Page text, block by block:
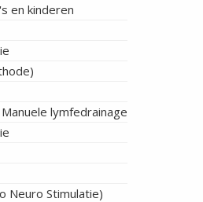
en kinderen
lymfedrainage
Neuro Stimulatie)